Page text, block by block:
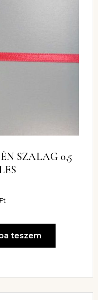
SZALAG 0,5
Ft
teszem